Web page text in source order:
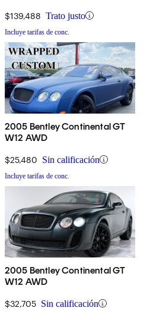
$139,488 Trato justo
Incluye tarifas de conc.
2005 Bentley Continental GT
W12 AWD
$25,480 Sin calificación
Incluye tarifas de conc.
2005 Bentley Continental GT
W12 AWD
$32,705 Sin calificación